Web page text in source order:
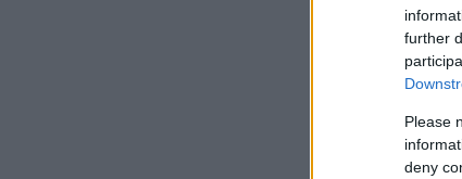
further
Please
deny